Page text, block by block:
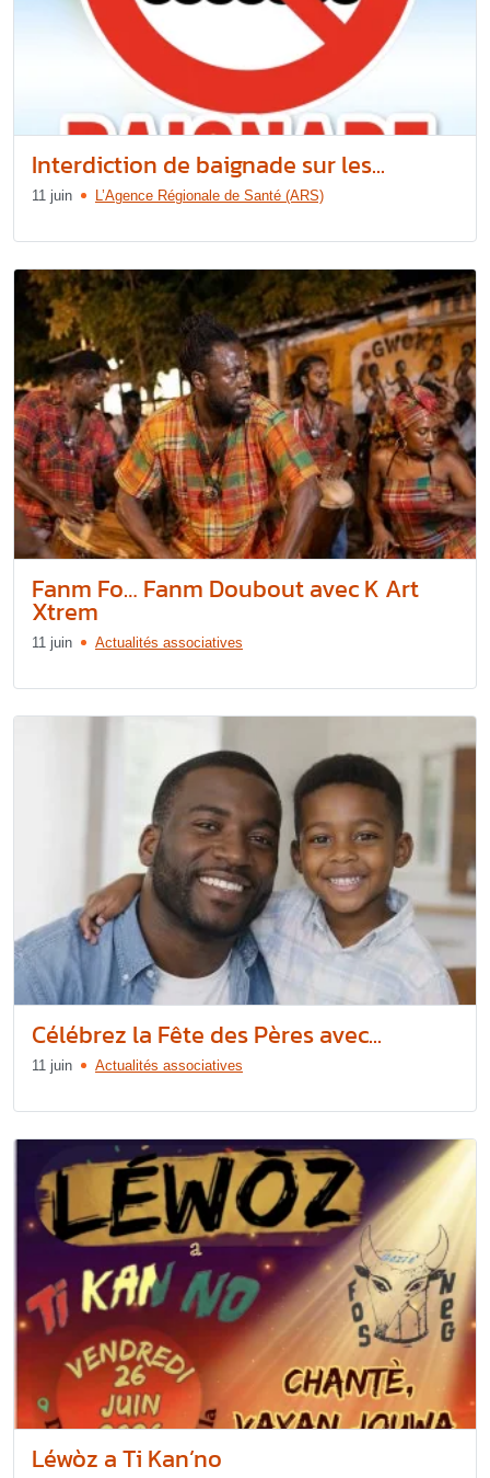
Interdiction de baignade sur les...
11 juin L’Agence Régionale de Santé (ARS)
Fanm Fo… Fanm Doubout avec K Art
Xtrem
11 juin Actualités associatives
Célébrez la Fête des Pères avec...
11 juin Actualités associatives
Léwòz a Ti Kan’no